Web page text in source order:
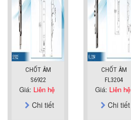
CHỐT ÂM
S6922
Giá: Liên hệ
Chi tiết
CHỐT ÂM
FL3204
Giá: Liên hệ
Chi tiết